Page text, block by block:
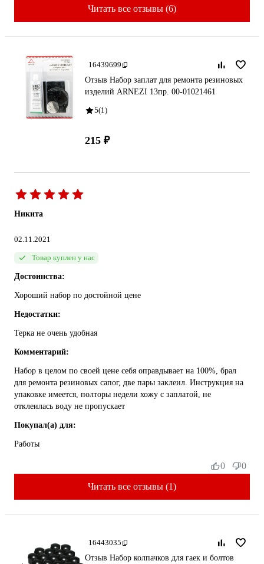
Читать все отзывы (6)
16439699
Отзыв Набор заплат для ремонта резиновых
изделий ARNEZI 13пр. 00-01021461
5(1)
215 ₽
Никита
02.11.2021
Товар куплен у нас
Достоинства:
Хороший набор по достойной цене
Недостатки:
Терка не очень удобная
Комментарий:
Набор в целом по своей цене себя оправдывает на 100%, брал
для ремонта резиновых сапог, две пары заклеил. Инструкция на
упаковке имеется, полторы недели хожу с заплатой, не
отклеилась воду не пропускает
Покупал(а) для:
Работы
Читать все отзывы (1)
0 0
16443035
Отзыв Набор колпачков для гаек и болтов